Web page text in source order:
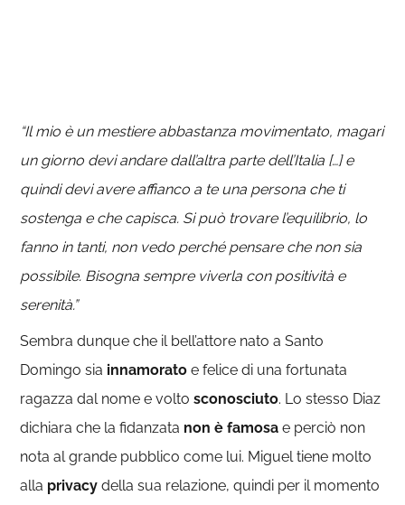
“Il mio è un mestiere abbastanza movimentato, magari
un giorno devi andare dall’altra parte dell’Italia […] e
quindi devi avere affianco a te una persona che ti
sostenga e che capisca. Si può trovare l’equilibrio, lo
fanno in tanti, non vedo perché pensare che non sia
possibile. Bisogna sempre viverla con positività e
serenità.”
Sembra dunque che il bell’attore nato a Santo
Domingo sia innamorato e felice di una fortunata
ragazza dal nome e voltosconosciuto. Lo stesso Diaz
dichiara che la fidanzata non è famosa e perciò non
nota al grande pubblico come lui. Miguel tiene molto
alla privacydella sua relazione, quindi per il momento